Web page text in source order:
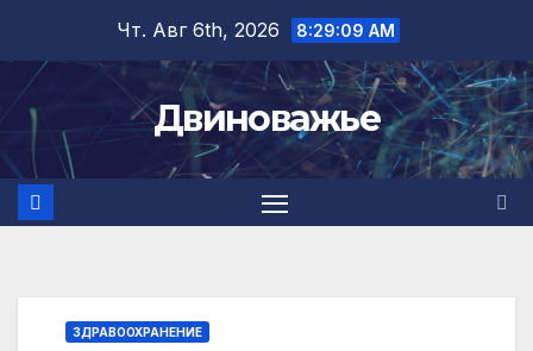
содержимому
Чт. Авг 6th, 2026 8:29:10 AM
Двиноважье
ЗДРАВООХРАНЕНИЕ